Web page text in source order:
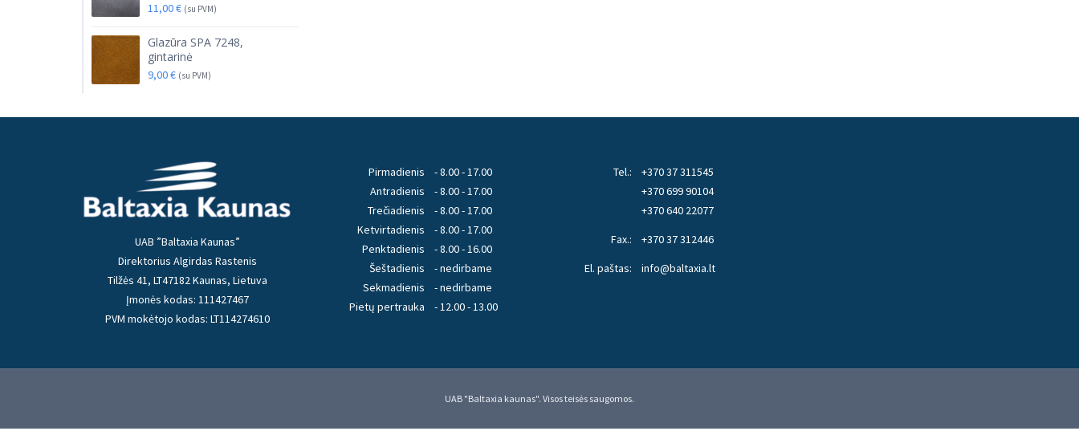
11,00€ (su PVM)
Glazūra SPA 7248,
gintarinė
9,00€ (su PVM)
UAB ”Baltaxia Kaunas”
Direktorius Algirdas Rastenis
Tilžės 41, LT47182 Kaunas, Lietuva
Įmonės kodas: 111427467
PVM mokėtojo kodas: LT114274610
Pirmadienis
Antradienis
Trečiadienis
Ketvirtadienis
Penktadienis
Šeštadienis
Sekmadienis
Pietų pertrauka
- 8.00 - 17.00
- 8.00 - 17.00
- 8.00 - 17.00
- 8.00 - 17.00
- 8.00 - 16.00
- nedirbame
- nedirbame
- 12.00 - 13.00
Tel.:
+370 37 311545
+370 699 90104
+370 640 22077
Fax.:
+370 37 312446
El. paštas:
info@baltaxia.lt
UAB "Baltaxia kaunas". Visos teisės saugomos.